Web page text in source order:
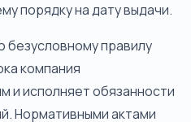
порядку на дату выдачи.
безусловному правилу
компания
и исполняет обязанности
Нормативными актами